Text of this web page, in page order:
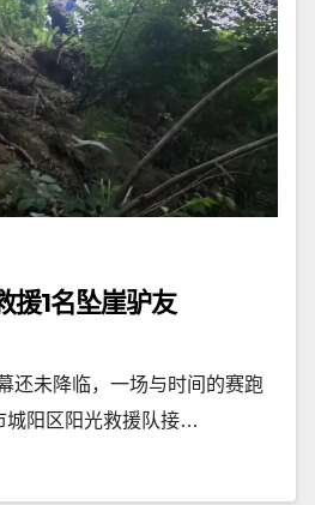
援1名坠崖驴友
还未降临，一场与时间的赛跑
城阳区阳光救援队接…